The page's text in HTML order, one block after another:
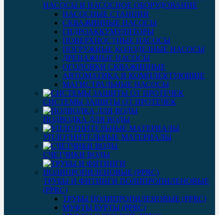
НАСОСЫ И НАСОСНОЕ ОБОРУДОВАНИЕ
НАСОСНЫЕ СТАНЦИИ
СКВАЖИННЫЕ НАСОСЫ
ГИДРОАККУМУЛЯТОРЫ
ПОВЕРХНОСТНЫЕ НАСОСЫ
ПОГРУЖНЫЕ КОЛОДЕЗНЫЕ НАСОСЫ
ДРЕНАЖНЫЕ НАСОСЫ
ОГОЛОВКИ СКВАЖИННЫЕ
АВТОМАТИКА И КОМПЛЕКТУЮЩИЕ
МАГИСТРАЛЬНЫЕ НАСОСЫ
СИСТЕМЫ ЗАЩИТЫ ОТ ПРОТЕЧЕК
ПОДВОДКА ДЛЯ ВОДЫ
УПЛОТНИТЕЛЬНЫЕ МАТЕРИАЛЫ
СЧЕТЧИКИ ВОДЫ
ТРУБЫ И ФИТИНГИ ПОЛИПРОПИЛЕНОВЫЕ
(PPRC)
ТРУБЫ ПОЛИПРОПИЛЕНОВЫЕ (PPRC)
МУФТЫ БУРТЫ (PPRC)